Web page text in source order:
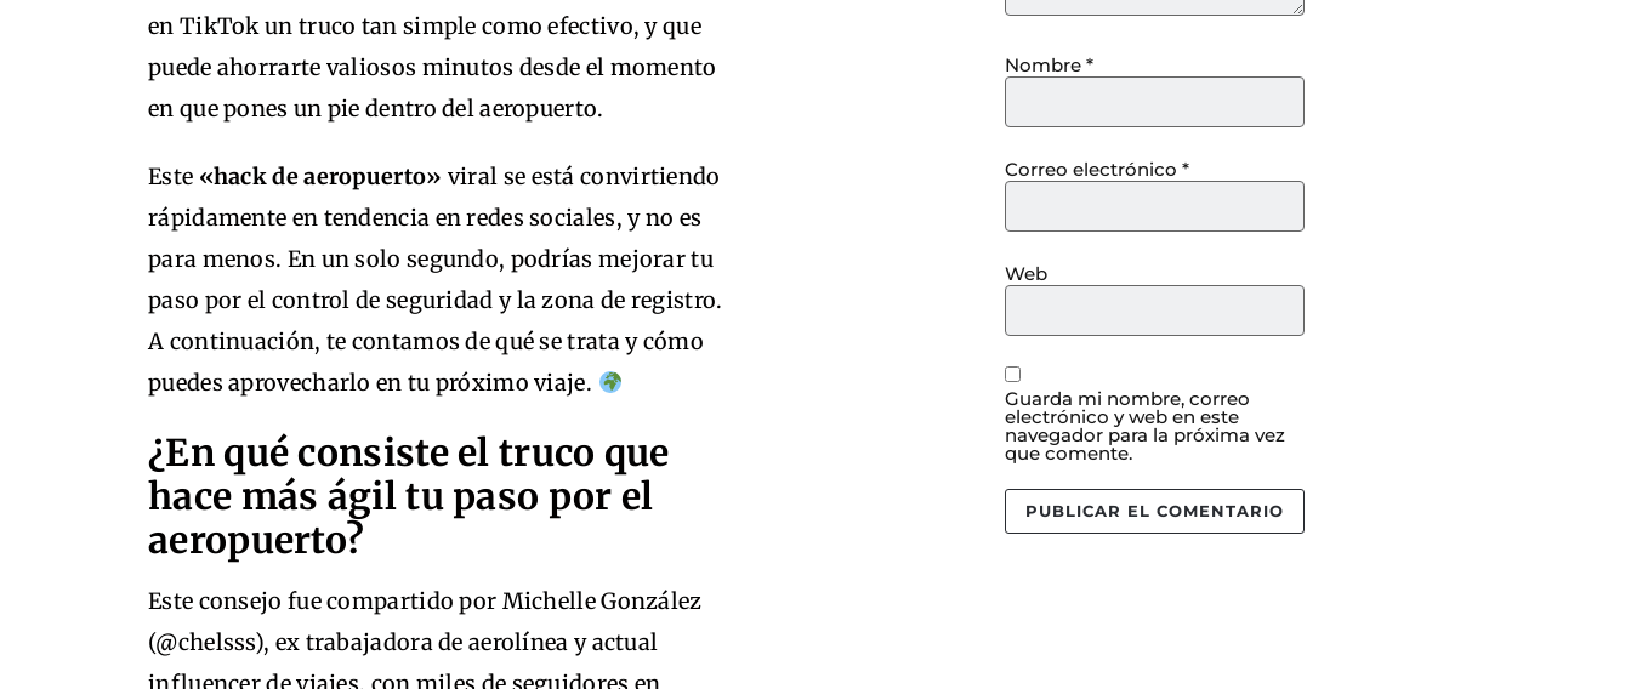
en TikTok un truco tan simple como efectivo, y que
puede ahorrarte valiosos minutos desde el momento
en que pones un pie dentro del aeropuerto.
Este «hack de aeropuerto» viral se está convirtiendo
rápidamente en tendencia en redes sociales, y no es
para menos. En un solo segundo, podrías mejorar tu
paso por el control de seguridad y la zona de registro.
A continuación, te contamos de qué se trata y cómo
puedes aprovecharlo en tu próximo viaje.
¿En qué consiste el truco que
hace más ágil tu paso por el
aeropuerto?
Este consejo fue compartido por Michelle González
(@chelsss), ex trabajadora de aerolínea y actual
Nombre *
Correo electrónico *
Web
Guarda mi nombre, correo
electrónico y web en este
navegador para la próxima vez
que comente.